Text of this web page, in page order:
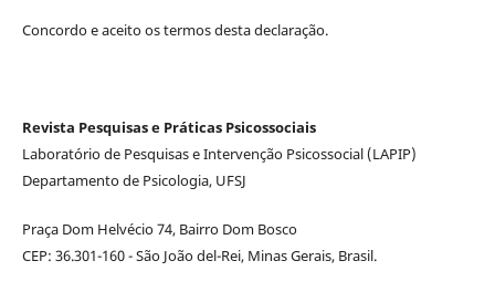
Concordo e aceito os termos desta declaração.
Revista Pesquisas e Práticas Psicossociais
Laboratório de Pesquisas e Intervenção Psicossocial (LAPIP)
Departamento de Psicologia, UFSJ
Praça Dom Helvécio 74, Bairro Dom Bosco
CEP: 36.301-160 - São João del-Rei, Minas Gerais, Brasil.